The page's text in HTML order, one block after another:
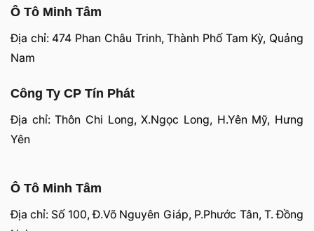
Ô Tô Minh Tâm
Địa chỉ: 474 Phan Châu Trinh, Thành Phố Tam Kỳ, Quảng
Nam
Công Ty CP Tín Phát
Địa chỉ: Thôn Chi Long, X.Ngọc Long, H.Yên Mỹ, Hưng
Yên
Ô Tô Minh Tâm
Địa chỉ: Số 100, Đ.Võ Nguyên Giáp, P.Phước Tân, T. Đồng